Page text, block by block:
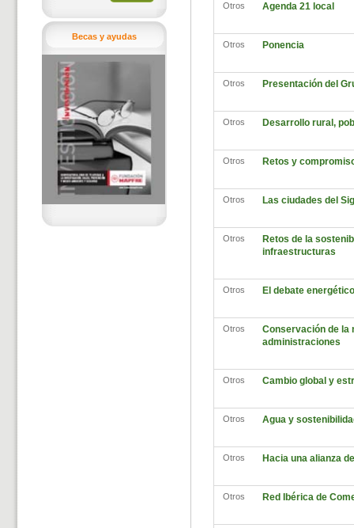
Becas y ayudas
Otros Agenda 21 local
Otros Ponencia
Otros Presentación del
Otros Desarrollo rural,
Otros Retos y
Otros Las ciudades del
Otros
Retos de la
infraestructuras
Otros El debate
Otros
Conservación de la
administraciones
Otros Cambio global y
Otros Agua y
Otros Hacia una alianza
Otros Red Ibérica de